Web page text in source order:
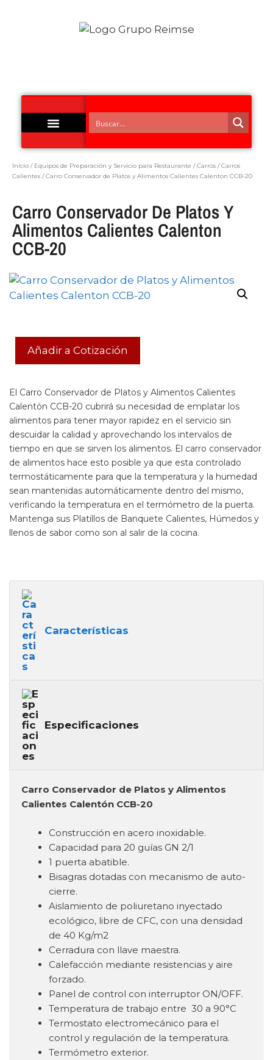
Inicio / Equipos de Preparación y Servicio para Restaurante /Carros /Carros
Calientes / Carro Conservador de Platos y Alimentos Calientes Calenton CCB-20
Carro Conservador De Platos Y
Alimentos Calientes Calenton
CCB-20
Añadir a Cotización
El Carro Conservador de Platos y Alimentos Calientes
Calentón CCB-20 cubrirá su necesidad de emplatar los
alimentos para tener mayor rapidez en el servicio sin
descuidar la calidad y aprovechando los intervalos de
tiempo en que se sirven los alimentos. El carro conservador
de alimentos hace esto posible ya que esta controlado
termostáticamente para que la temperatura y la humedad
sean mantenidas automáticamente dentro del mismo,
verificando la temperatura en el termómetro de la puerta.
Mantenga sus Platillos de Banquete Calientes, Húmedos y
llenos de sabor como son al salir de la cocina.
Características
Especificaciones
Carro Conservador de Platos y Alimentos
Calientes Calentón CCB-20
Construcción en acero inoxidable.
Capacidad para 20 guías GN 2/1
1 puerta abatible.
Bisagras dotadas con mecanismo de auto-
cierre.
Aislamiento de poliuretano inyectado
ecológico, libre de CFC, con una densidad
de 40 Kg/m2
Cerradura con llave maestra.
Calefacción mediante resistencias y aire
forzado.
Panel de control con interruptor ON/OFF.
Temperatura de trabajo entre 30 a 90°C
Termostato electromecánico para el
control y regulación de la temperatura.
Termómetro exterior.